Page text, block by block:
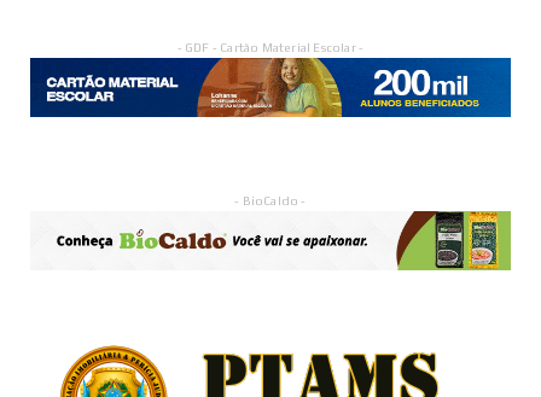
- GDF - Cartão Material Escolar -
- BioCaldo -